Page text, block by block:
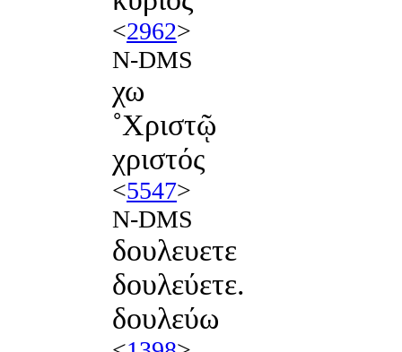
<2962>
N-DMS
χω
˚Χριστῷ
χριστός
<5547>
N-DMS
δουλευετε
δουλεύετε.
δουλεύω